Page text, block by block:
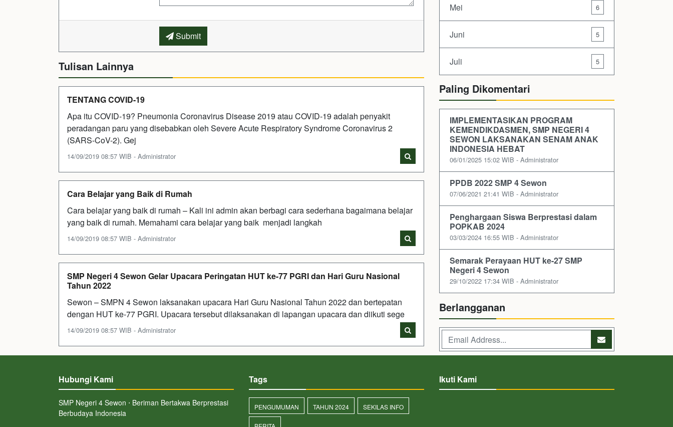
Submit
Tulisan Lainnya
TENTANG COVID-19
Apa itu COVID-19? Pneumonia Coronavirus Disease 2019 atau COVID-19 adalah penyakit
peradangan paru yang disebabkan oleh Severe Acute Respiratory Syndrome Coronavirus 2
(SARS-CoV-2). Gej
14/09/2019 08:57 WIB - Administrator
Cara Belajar yang Baik di Rumah
Cara belajar yang baik di rumah – Kali ini admin akan berbagi cara sederhana bagaimana belajar
yang baik di rumah. Memahami cara belajar yang baik menjadi langkah
14/09/2019 08:57 WIB - Administrator
SMP Negeri 4 Sewon Gelar Upacara Peringatan HUT ke-77 PGRI dan Hari Guru Nasional
Tahun 2022
Sewon – SMPN 4 Sewon laksanakan upacara Hari Guru Nasional Tahun 2022 dan bertepatan
dengan HUT ke-77 PGRI. Upacara tersebut dilaksanakan di lapangan upacara dan diikuti sege
14/09/2019 08:57 WIB - Administrator
Mei 6
Juni 5
Juli 5
Paling Dikomentari
IMPLEMENTASIKAN PROGRAM
KEMENDIKDASMEN, SMP NEGERI 4
SEWON LAKSANAKAN SENAM ANAK
INDONESIA HEBAT
06/01/2025 15:02 WIB - Administrator
PPDB 2022 SMP 4 Sewon
07/06/2021 21:41 WIB - Administrator
Penghargaan Siswa Berprestasi dalam
POPKAB 2024
03/03/2024 16:55 WIB - Administrator
Semarak Perayaan HUT ke-27 SMP
Negeri 4 Sewon
29/10/2022 17:34 WIB - Administrator
Berlangganan
Hubungi Kami
SMP Negeri 4 Sewon ⋅ Beriman Bertakwa Berprestasi
Berbudaya Indonesia
Tags
PENGUMUMAN TAHUN 2024 SEKILAS INFO
Ikuti Kami